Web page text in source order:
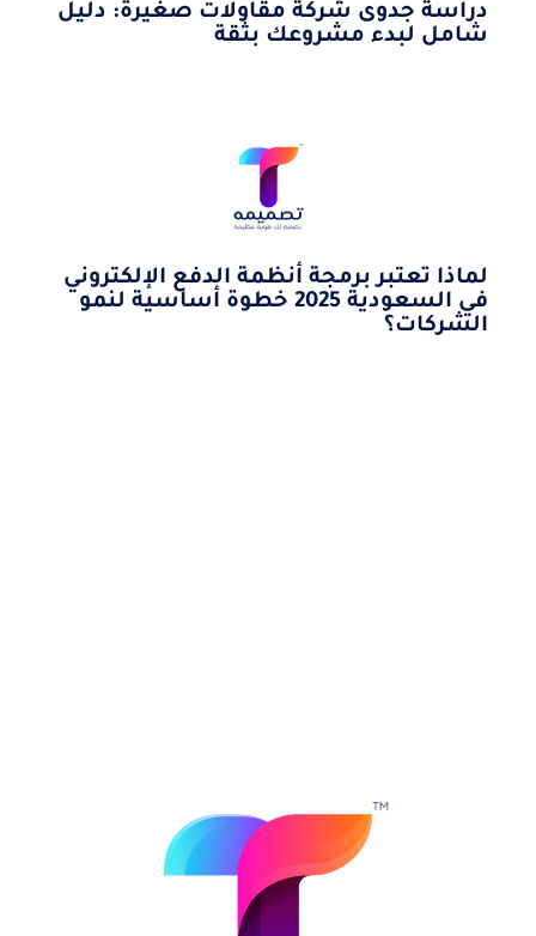
دراسة جدوى شركة مقاولات صغيرة: دليل
شامل لبدء مشروعك بثقة
لماذا تعتبر برمجة أنظمة الدفع الإلكتروني
في السعودية 2025 خطوة أساسية لنمو
الشركات؟